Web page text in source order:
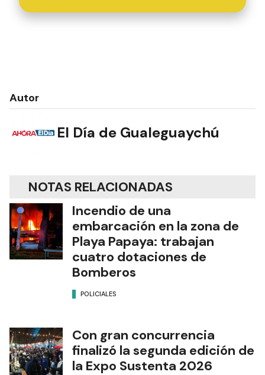
Autor
El Día de Gualeguaychú
NOTAS RELACIONADAS
Incendio de una
embarcación en la zona de
Playa Papaya: trabajan
cuatro dotaciones de
Bomberos
POLICIALES
Con gran concurrencia
finalizó la segunda edición de
la Expo Sustenta 2026